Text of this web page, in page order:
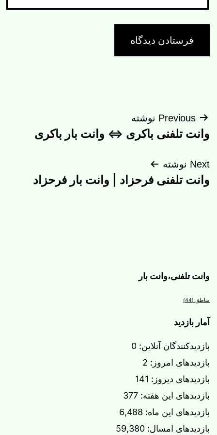
راهبری
نوشته
Previous نوشته
وانت تلفنی باکری ⇔ وانت بار باکری
Next نوشته
وانت تلفنی فرحزاد | وانت بار فرحزاد
وانت تلفنی،وانت بار
مناطق (44)
آمار بازدید
بازدیدکنندگان آنلاین: 0
بازدیدهای امروز: 2
بازدیدهای دیروز: 141
بازدیدهای این هفته: 377
بازدیدهای این ماه: 6,488
بازدیدهای امسال: 59,380